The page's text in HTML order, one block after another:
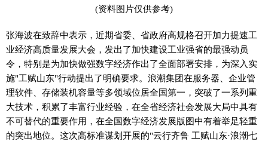
(资料图片仅供参考)
张海波在致辞中表示，近期省委、省政府高规格召开加力提速工
业经济高质量发展大会，发出了加快建设工业强省的最强动员
令，特别是为加快做强数字经济作出了全面部署安排，为深入实
施"工赋山东"行动提出了明确要求。浪潮集团在服务器、企业管
理软件、存储装机容量等多领域位居全国第一，突破了一系列重
大技术，积累了丰富行业经验，在全省经济社会发展大局中具有
不可替代的重要作用，在全国数字经济发展版图中有着举足轻重
的突出地位。这次高标准谋划开展的"云行齐鲁 工赋山东·浪潮七